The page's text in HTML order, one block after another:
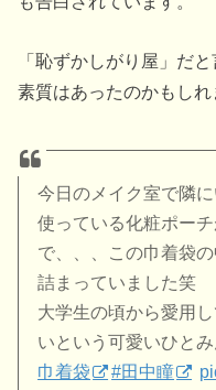
「恥ずかしがり屋」だ
素質はあったのかもしれ
今日のメイク室で隣に
使っている化粧ポー
で、、、この巾着袋
詰まっていました笑
大学生の頃から愛用
いという可愛いひと
巾着袋
#田中瞳